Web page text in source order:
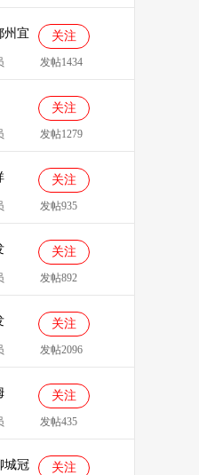
州宜
广
关注
发帖1434
关注
发帖1279
关注
发帖935
关注
发帖892
关注
发帖2096
关注
发帖435
城冠
关注